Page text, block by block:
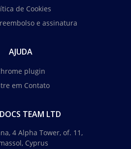
de Cookies
e assinatura
AJUDA
plugin
em Contato
TEAM LTD
4 Alpha Tower, of. 11,
Cyprus